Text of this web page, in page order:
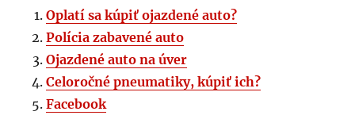
b
o
o
k
r
A
p
p
n
g
er
e
T
r
Oplatí sa kúpiť ojazdené auto?
Polícia zabavené auto
Ojazdené auto na úver
Celoročné pneumatiky, kúpiť ich?
Facebook